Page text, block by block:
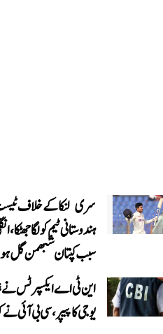
سری لنکا کے خلاف
ہندوستانی ٹیم کو لگا
سبب کپتان شبھمن گل
این ٹی اے ایکسپرٹس
یوجی کا پیپر، سی بی آئی